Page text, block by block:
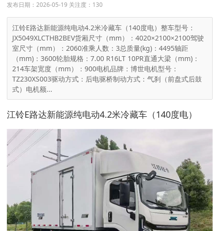
发布日期：2026-05-19 关注度： 130
江铃E路达新能源纯电动4.2米冷藏车（140度电）整车型号：
JX5049XLCTHB2BEV货厢尺寸（mm）：4020×2100×2100驾驶
室尺寸（mm）：2060准乘人数：3总质量(kg)：4495轴距
（mm)：3600轮胎规格：7.00 R16LT 10PR直通大梁（mm)：
214车架宽度（mm）：900电机品牌：博世电机型号：
TZ230XS003驱动方式：后电驱桥制动方式：气刹（前盘式后鼓
式）电机额...
江铃E路达新能源纯电动4.2米冷藏车（140度电）